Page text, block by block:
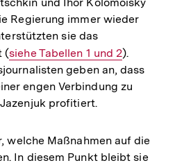
Regierung immer wieder
sie das
(Interner
Link:
siehe Tabellen 1 und 2).
geben an, dass
engen Verbindung zu
profitiert.
welche Maßnahmen auf die
In diesem Punkt bleibt sie